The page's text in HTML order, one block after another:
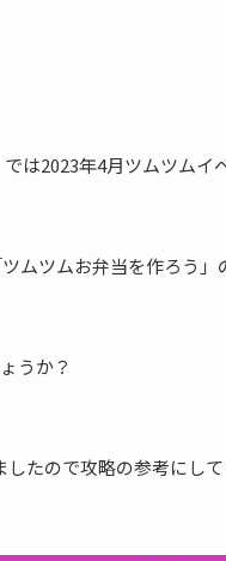
は2023年4月ツムツム
ムツムお弁当を作ろう
うか？
たので攻略の参考にして